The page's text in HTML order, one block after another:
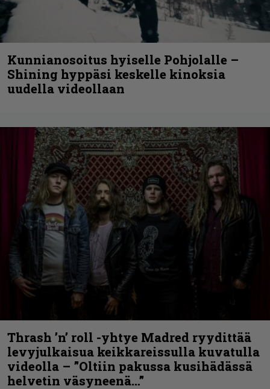
Kunnianosoitus hyiselle Pohjolalle –
Shining hyppäsi keskelle kinoksia
uudella videollaan
Thrash ’n’ roll -yhtye Madred ryydittää
levyjulkaisua keikkareissulla kuvatulla
videolla – ”Oltiin pakussa kusihädässä
helvetin väsyneenä…”